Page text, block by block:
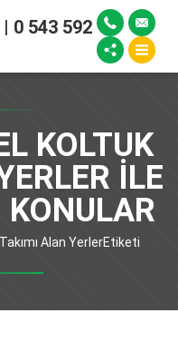
KOLTUK
ILE
Alan YerlerEtiketi